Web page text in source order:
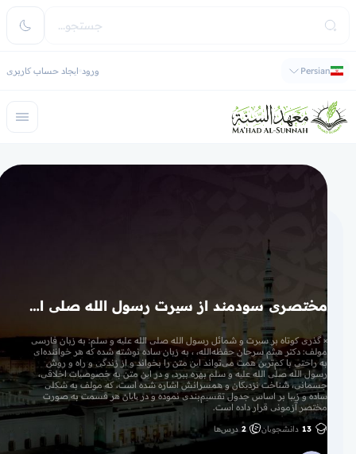
Persian ورود ایجاد حساب کاربری
مختصری سودمند از سیرت رسول الله صلی الله علیه و سلم(در حال آماده سازی دوره)
× گذری کوتاه بر سیرت و شمائل رسول الله صلی الله علیه و سلم: به زبان فارسی
مولف: دکتر هیثم سرحان حفظه‌الله، ، به زبان ساده نوشته شده که هر خواننده‌ای
به راحتی با کم‌ترین همت می‌تواند این متن را بخواند و از زندگی و راه و روش
رسول الله صلی الله علیه و سلم بهره ببرد، و در این متن به خصوصیات اخلاقی،
جسمانی، شناخت نزدیکان و همسرانش اشاره شده است، که مولف به شکلی
ساده و زیبا بر اساس جدول‌ تقسیم‌بندی نموده و در پایان هر قسمت به صورت
مختصر آزمونی قرار داده است‌.
13 دانشجویان 2 درس‌ها